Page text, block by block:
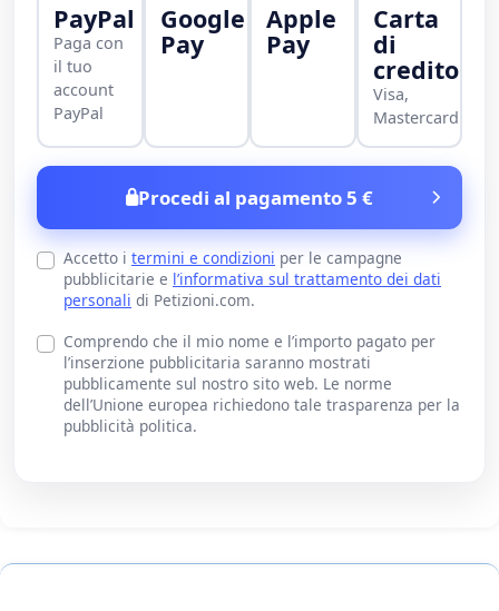
PayPal
Paga con
il tuo
account
PayPal
Google
Pay
Apple
Pay
Carta
di
credito
Visa,
Mastercard
Procedi al pagamento 5 €
Accetto i termini e condizioni per le campagne
pubblicitarie e l’informativa sul trattamento dei dati
personali di Petizioni.com.
Comprendo che il mio nome e l’importo pagato per
l’inserzione pubblicitaria saranno mostrati
pubblicamente sul nostro sito web. Le norme
dell’Unione europea richiedono tale trasparenza per la
pubblicità politica.